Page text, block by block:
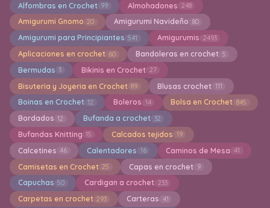
Alfombras en Crochet 99 Almohadones 248
Amigurumi Gnomo 20 Amigurumi Navideño 80
Amigurumi para Principiantes 541 Amigurumis 2493
Aplicaciones en crochet 60 Bandoleras en crochet 5
Bermudas 3 Bikinis en Crochet 27
Bisuteria y Joyeria en Crochet 89 Blusas crochet 111
Boinas en Crochet 12 Boleros 14 Bolsa en Crochet 845
Bordados 12 Bufanda a crochet 32
Bufandas Knitting 15 Calcados tejidos 19
Calcetines 46 Calentadores 16 Caminos de Mesa 41
Camisetas en Crochet 25 Capas en crochet 9
Capuchas 50 Cardigan a crochet 233
Carpetas en crochet 293 Carteras 41